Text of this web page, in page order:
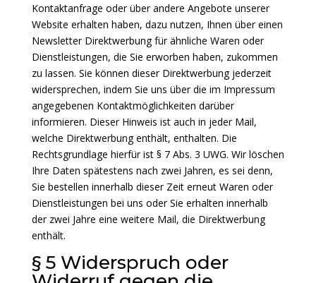
Kontaktanfrage oder über andere Angebote unserer
Website erhalten haben, dazu nutzen, Ihnen über einen
Newsletter Direktwerbung für ähnliche Waren oder
Dienstleistungen, die Sie erworben haben, zukommen
zu lassen. Sie können dieser Direktwerbung jederzeit
widersprechen, indem Sie uns über die im Impressum
angegebenen Kontaktmöglichkeiten darüber
informieren. Dieser Hinweis ist auch in jeder Mail,
welche Direktwerbung enthält, enthalten. Die
Rechtsgrundlage hierfür ist § 7 Abs. 3 UWG. Wir löschen
Ihre Daten spätestens nach zwei Jahren, es sei denn,
Sie bestellen innerhalb dieser Zeit erneut Waren oder
Dienstleistungen bei uns oder Sie erhalten innerhalb
der zwei Jahre eine weitere Mail, die Direktwerbung
enthält.
§ 5 Widerspruch oder